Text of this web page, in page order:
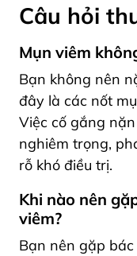
Câu hỏi
Mụn viêm
Bạn không nên
đây là các nốt
Việc cố gắng
nghiêm trọng,
rỗ khó điều trị.
Khi nào nên
viêm?
Bạn nên gặp